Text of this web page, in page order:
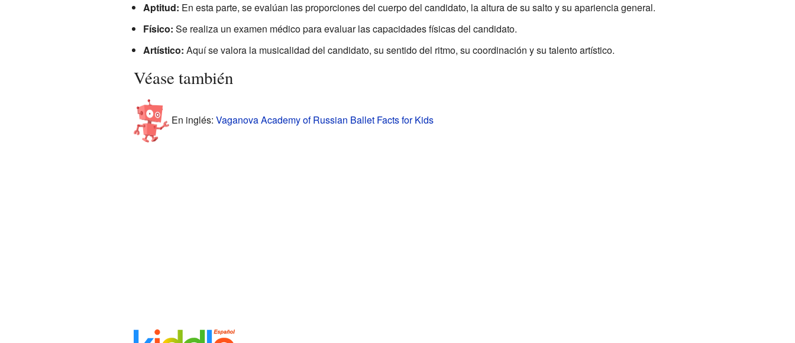
Aptitud: En esta parte, se evalúan las proporciones del cuerpo del candidato, la altura de su salto y su apariencia general.
Físico: Se realiza un examen médico para evaluar las capacidades físicas del candidato.
Artístico: Aquí se valora la musicalidad del candidato, su sentido del ritmo, su coordinación y su talento artístico.
Véase también
En inglés: Vaganova Academy of Russian Ballet Facts for Kids